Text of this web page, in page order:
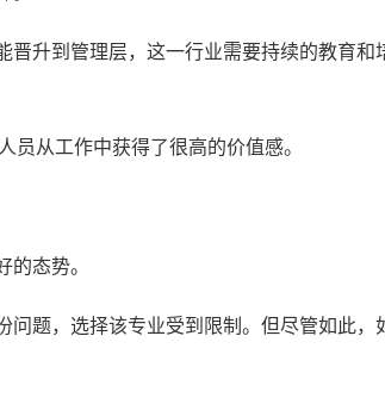
升到管理层，这一行业需要持续的教育和
从工作中获得了很高的价值感。
态势。
题，选择该专业受到限制。但尽管如此，